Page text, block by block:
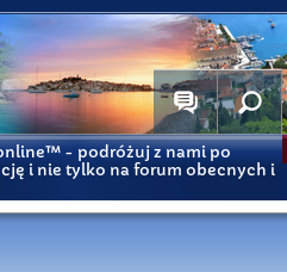
- podróżuj z nami po
i nie tylko na forum obecnych i